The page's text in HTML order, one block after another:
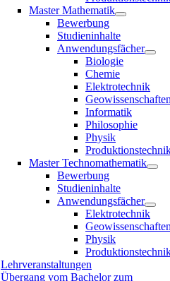
Master Mathematik
Bewerbung
Studieninhalte
Anwendungsfächer
Biologie
Chemie
Elektrotechnik
Informatik
Philosophie
Physik
Master Technomathematik
Bewerbung
Studieninhalte
Anwendungsfächer
Elektrotechnik
Physik
Lehrveranstaltungen
Übergang vom Bachelor zum